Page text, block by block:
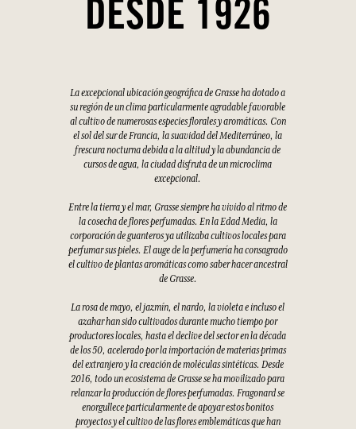
DESDE 1926
La excepcional ubicación geográfica de Grasse ha dotado a
su región de un clima particularmente agradable favorable
al cultivo de numerosas especies florales y aromáticas. Con
el sol del sur de Francia, la suavidad del Mediterráneo, la
frescura nocturna debida a la altitud y la abundancia de
cursos de agua, la ciudad disfruta de un microclima
excepcional.
Entre la tierra y el mar, Grasse siempre ha vivido al ritmo de
la cosecha de flores perfumadas. En la Edad Media, la
corporación de guanteros ya utilizaba cultivos locales para
perfumar sus pieles. El auge de la perfumería ha consagrado
el cultivo de plantas aromáticas como saber hacer ancestral
de Grasse.
La rosa de mayo, el jazmín, el nardo, la violeta e incluso el
azahar han sido cultivados durante mucho tiempo por
productores locales, hasta el declive del sector en la década
de los 50, acelerado por la importación de materias primas
del extranjero y la creación de moléculas sintéticas. Desde
2016, todo un ecosistema de Grasse se ha movilizado para
relanzar la producción de flores perfumadas. Fragonard se
enorgullece particularmente de apoyar estos bonitos
proyectos y el cultivo de las flores emblemáticas que han